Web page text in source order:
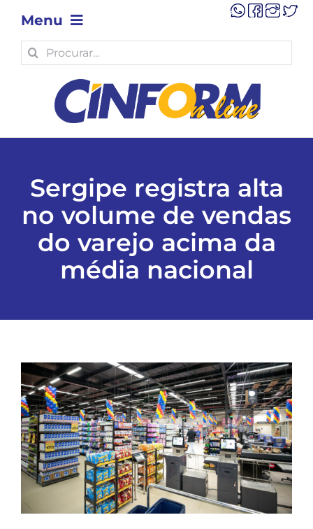
content
Menu
OPINIÃO
POLÍTICA
ECONOMIA
TECNOLOGIA
COLUNISTAS
Classificados
ASSINE
Search
for:
Sergipe registra alta
no volume de vendas
do varejo acima da
média nacional